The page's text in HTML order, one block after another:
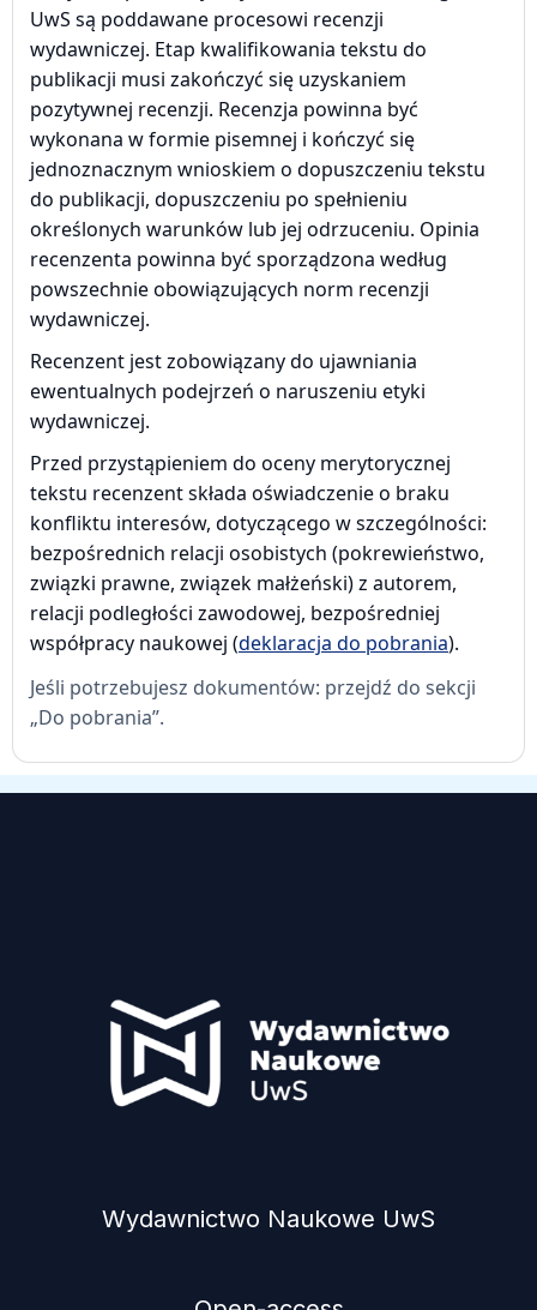
UwS są poddawane procesowi recenzji
wydawniczej. Etap kwalifikowania tekstu do
publikacji musi zakończyć się uzyskaniem
pozytywnej recenzji. Recenzja powinna być
wykonana w formie pisemnej i kończyć się
jednoznacznym wnioskiem o dopuszczeniu tekstu
do publikacji, dopuszczeniu po spełnieniu
określonych warunków lub jej odrzuceniu. Opinia
recenzenta powinna być sporządzona według
powszechnie obowiązujących norm recenzji
wydawniczej.
Recenzent jest zobowiązany do ujawniania
ewentualnych podejrzeń o naruszeniu etyki
wydawniczej.
Przed przystąpieniem do oceny merytorycznej
tekstu recenzent składa oświadczenie o braku
konfliktu interesów, dotyczącego w szczególności:
bezpośrednich relacji osobistych (pokrewieństwo,
związki prawne, związek małżeński) z autorem,
relacji podległości zawodowej, bezpośredniej
współpracy naukowej (deklaracja do pobrania).
Jeśli potrzebujesz dokumentów: przejdź do sekcji
„Do pobrania”.
Wydawnictwo Naukowe UwS